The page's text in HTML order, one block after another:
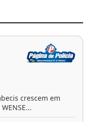
crescem em